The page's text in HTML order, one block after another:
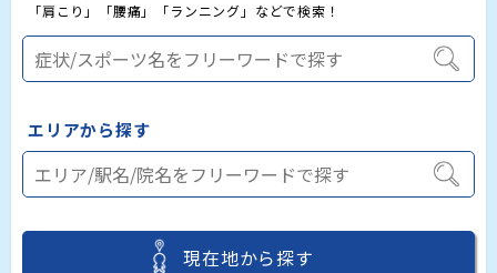
「肩こり」「腰痛」「ランニング」などで検索！
エリアから探す
現在地から探す